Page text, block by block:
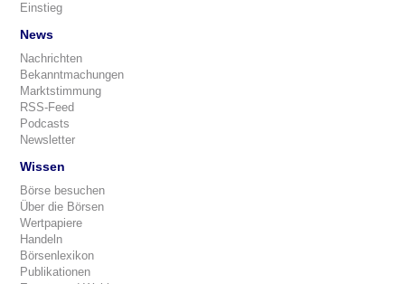
Einstieg
News
Nachrichten
Bekanntmachungen
Marktstimmung
RSS-Feed
Podcasts
Newsletter
Wissen
Börse besuchen
Über die Börsen
Wertpapiere
Handeln
Börsenlexikon
Publikationen